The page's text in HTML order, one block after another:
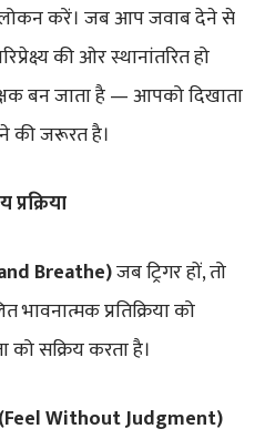
करें। जब आप जवाब देने से
की ओर स्थानांतरित हो
बन जाता है — आपको दिखाता
की जरूरत है।
Breathe)जब ट्रिगर हों, तो
भावनात्मक प्रतिक्रिया को
सक्रिय करता है।
(Feel Without Judgment)